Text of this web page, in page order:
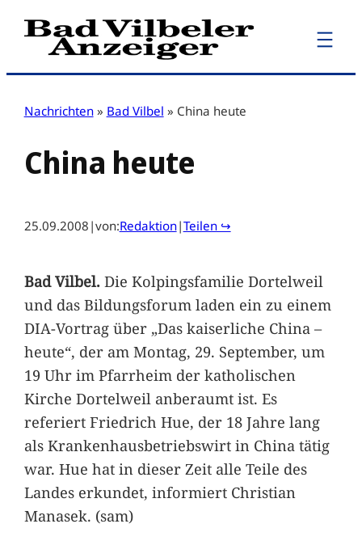
Zum
Inhalt
Nachrichten » Bad Vilbel » China heute
China heute
25.09.2008 |von:Redaktion|Teilen ↪
Bad Vilbel.Die Kolpingsfamilie Dortelweil
und das Bildungsforum laden ein zu einem
DIA-Vortrag über „Das kaiserliche China –
heute“, der am Montag, 29. September, um
19 Uhr im Pfarrheim der katholischen
Kirche Dortelweil anberaumt ist. Es
referiert Friedrich Hue, der 18 Jahre lang
als Krankenhausbetriebswirt in China tätig
war. Hue hat in dieser Zeit alle Teile des
Landes erkundet, informiert Christian
Manasek. (sam)